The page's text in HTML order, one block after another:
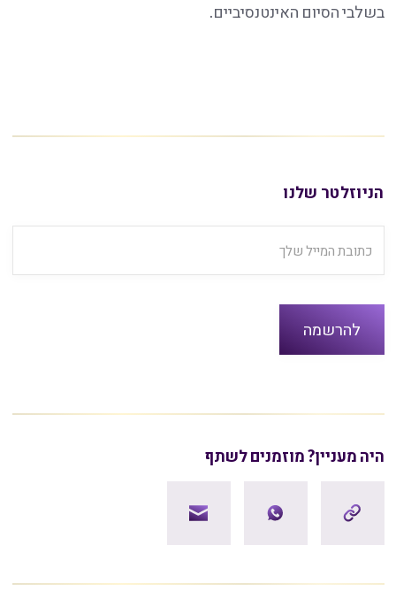
בשלבי הסיום האינטנסיביים.
הניוזלטר שלנו
היה מעניין? מוזמנים לשתף